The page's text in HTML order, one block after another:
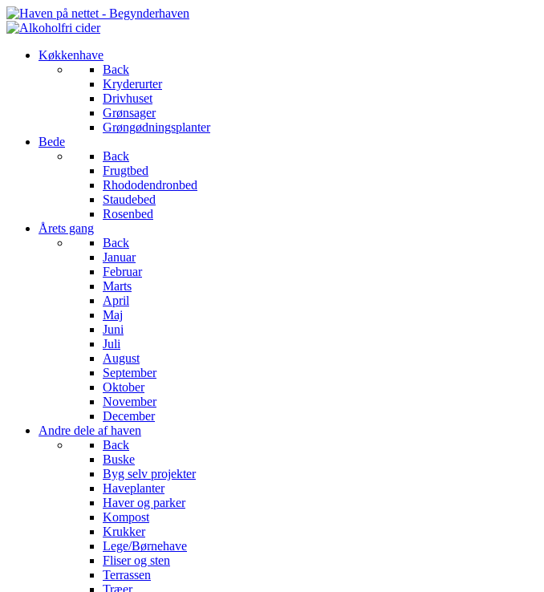
Køkkenhave
Back
Kryderurter
Drivhuset
Grønsager
Grøngødningsplanter
Bede
Back
Frugtbed
Rhododendronbed
Staudebed
Rosenbed
Årets gang
Back
Januar
Februar
Marts
April
Maj
Juni
Juli
August
September
Oktober
November
December
Andre dele af haven
Back
Buske
Byg selv projekter
Haveplanter
Haver og parker
Kompost
Krukker
Lege/Børnehave
Fliser og sten
Terrassen
Træer